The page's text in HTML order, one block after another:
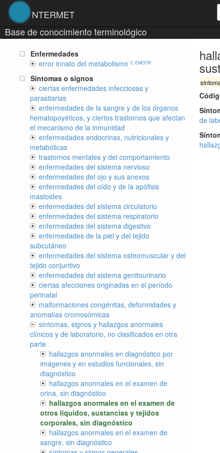
NTERMET
Base de conocimiento terminológico
de
Enfermedades
error innato del metabolismo C. EMCOR
Síntomas o signos
ciertas enfermedades infecciosas y
parasitarias
enfermedades de la sangre y de los órganos
hematopoyéticos, y ciertos trastornos que afectan
el mecanismo de la inmunidad
enfermedades endocrinas, nutricionales y
metabólicas
trastornos mentales y del comportamiento
enfermedades del sistema nervioso
enfermedades del ojo y sus anexos
enfermedades del oído y de la apófisis
mastoides
enfermedades del sistema circulatorio
enfermedades del sistema respiratorio
enfermedades del sistema digestivo
enfermedades de la piel y del tejido
subcutáneo
enfermedades del sistema osteomuscular y del
tejido conjuntivo
enfermedades del sistema genitourinario
ciertas afecciones originadas en el período
perinatal
malformaciones congénitas, deformidades y
anomalías cromosómicas
síntomas, signos y hallazgos anormales
clínicos y de laboratorio, no clasificados en otra
parte
hallazgos anormales en diagnóstico por
imágenes y en estudios funcionales, sin
diagnóstico
hallazgos anormales en el examen de
orina, sin diagnóstico
hallazgos anormales en el examen de
otros líquidos, sustancias y tejidos
corporales, sin diagnóstico
hallazgos anormales en el examen de
sangre, sin diagnóstico